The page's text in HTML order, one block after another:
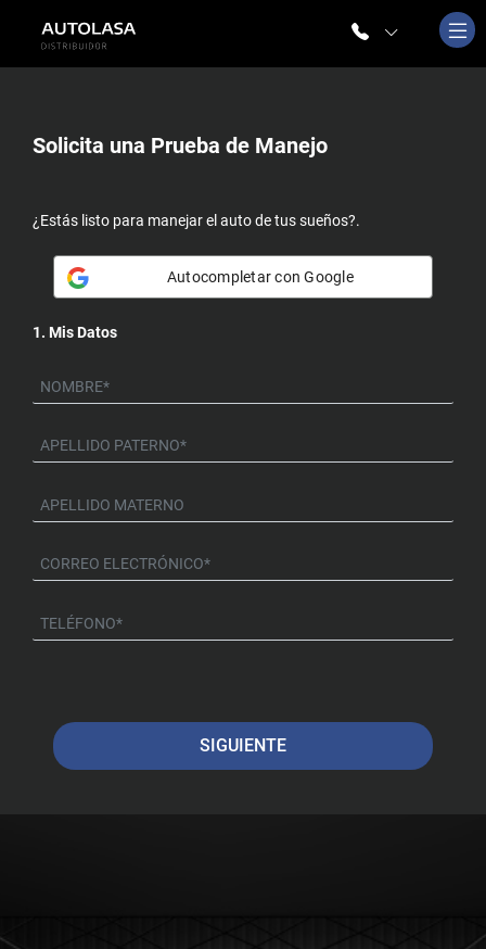
Solicita una Prueba de Manejo
¿Estás listo para manejar el auto de tus sueños?.
Autocompletar con Google
1. Mis Datos
SIGUIENTE